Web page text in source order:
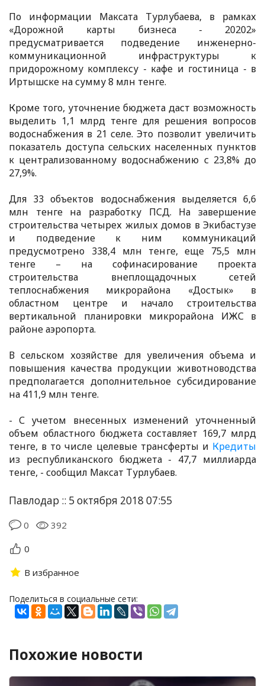
По информации Максата Турлубаева, в рамках
«Дорожной карты бизнеса - 20202»
предусматривается подведение инженерно-
коммуникационной инфраструктуры к
придорожному комплексу - кафе и гостиница - в
Иртышске на сумму 8 млн тенге.
Кроме того, уточнение бюджета даст возможность
выделить 1,1 млрд тенге для решения вопросов
водоснабжения в 21 селе. Это позволит увеличить
показатель доступа сельских населенных пунктов
к централизованному водоснабжению с 23,8% до
27,9%.
Для 33 объектов водоснабжения выделяется 6,6
млн тенге на разработку ПСД. На завершение
строительства четырех жилых домов в Экибастузе
и подведение к ним коммуникаций
предусмотрено 338,4 млн тенге, еще 75,5 млн
тенге – на софинасирование проекта
строительства внеплощадочных сетей
теплоснабжения микрорайона «Достык» в
областном центре и начало строительства
вертикальной планировки микрорайона ИЖС в
районе аэропорта.
В сельском хозяйстве для увеличения объема и
повышения качества продукции животноводства
предполагается дополнительное субсидирование
на 411,9 млн тенге.
- С учетом внесенных изменений уточненный
объем областного бюджета составляет 169,7 млрд
тенге, в то числе целевые трансферты и Кредиты
из республиканского бюджета - 47,7 миллиарда
тенге, - сообщил Максат Турлубаев.
Павлодар :: 5 октября 2018 07:55
0
392
0
В избранное
Поделиться в социальные сети:
Похожие новости